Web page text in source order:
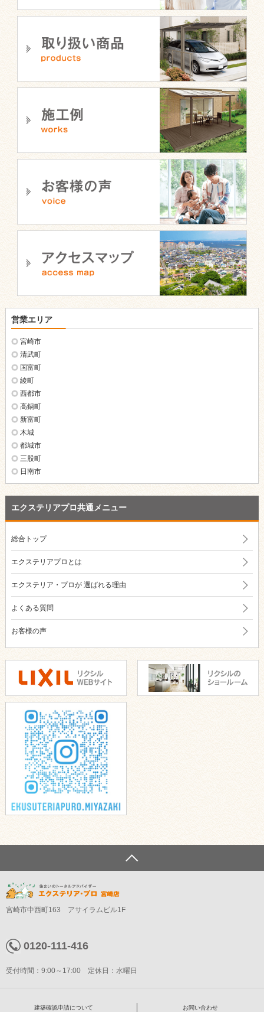
エクステリアプロ共通メニュー
総合トップ
エクステリアプロとは
エクステリア・プロが選ばれる理由
よくある質問
お客様の声
営業エリア
宮崎市
清武町
国富町
綾町
西都市
高鍋町
新富町
木城
都城市
三股町
日南市
宮崎市中西町163 アサイラムビル1F
0120-111-416
受付時間：9:00～17:00 定休日：水曜日
建築確認申請について お問い合わせ